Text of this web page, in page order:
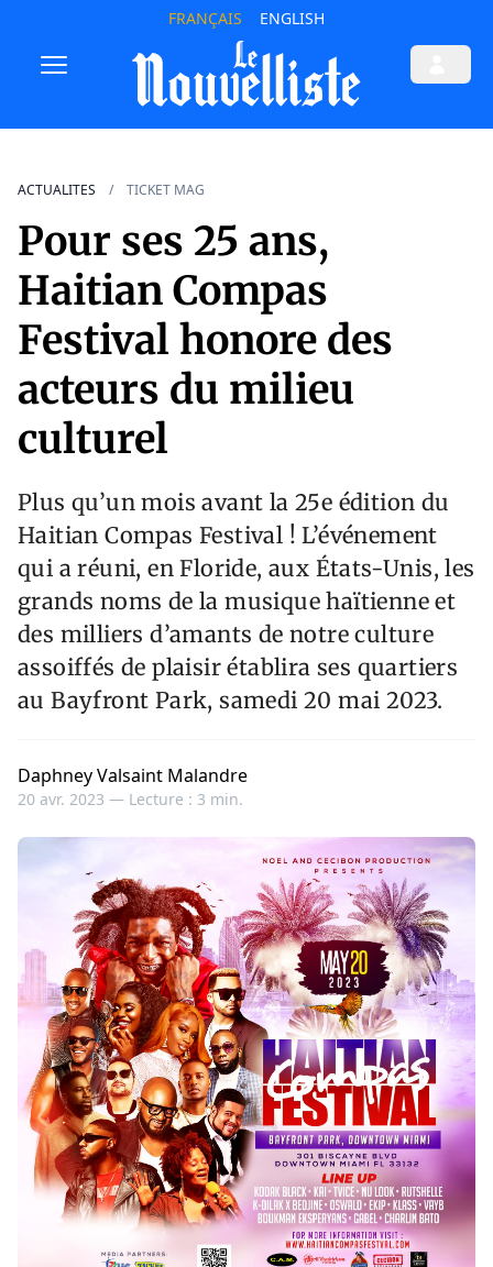
FRANÇAIS ENGLISH
ACTUALITES TICKET MAG
Pour ses 25 ans,
Haitian Compas
Festival honore des
acteurs du milieu
culturel
Plus qu’un mois avant la 25e édition du
Haitian Compas Festival ! L’événement
qui a réuni, en Floride, aux États-Unis, les
grands noms de la musique haïtienne et
des milliers d’amants de notre culture
assoiffés de plaisir établira ses quartiers
au Bayfront Park, samedi 20 mai 2023.
Daphney Valsaint Malandre
20 avr. 2023 — Lecture : 3 min.